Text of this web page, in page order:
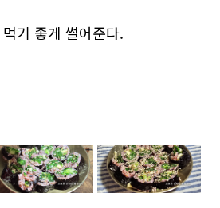
기 좋게 썰어준다.